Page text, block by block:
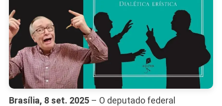
Brasília, 8 set. 2025– O deputado federal